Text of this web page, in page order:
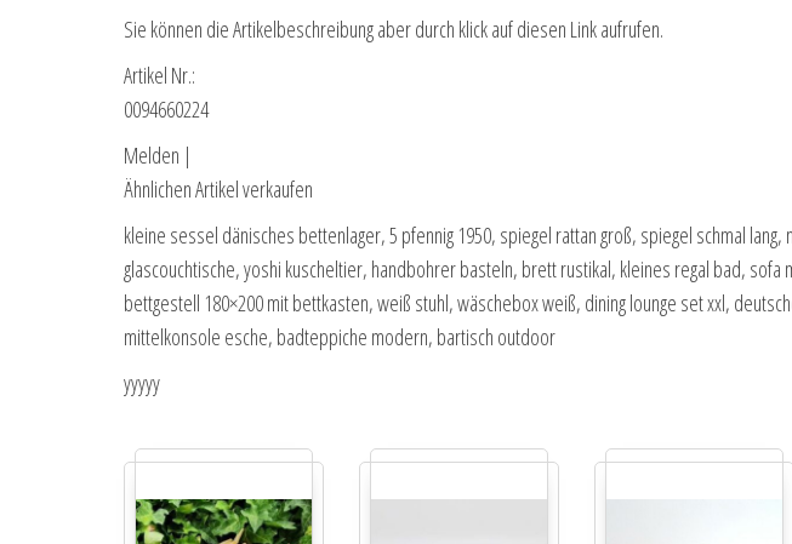
Sie können die Artikelbeschreibung aber durch klick auf diesen Link aufrufen.
Artikel Nr.:
0094660224
Melden |
Ähnlichen Artikel verkaufen
kleine sessel dänisches bettenlager, 5 pfennig 1950, spiegel rattan groß, spiegel schmal
glascouchtische, yoshi kuscheltier, handbohrer basteln, brett rustikal, kleines regal bad, sofa
bettgestell 180×200 mit bettkasten, weiß stuhl, wäschebox weiß, dining lounge set xxl,
mittelkonsole esche, badteppiche modern, bartisch outdoor
yyyyy